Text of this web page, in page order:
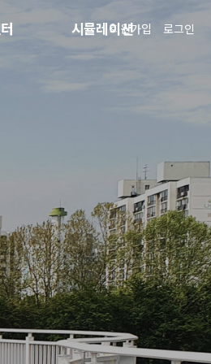
시뮬레이션
회원가입 로그인